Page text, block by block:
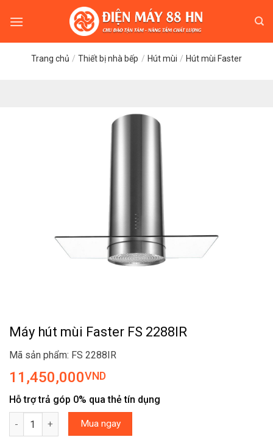
Trang chủ / Thiết bị nhà bếp / Hút mùi / Hút mùi Faster
Máy hút mùi Faster FS 2288IR
Mã sản phẩm: FS 2288IR
11,450,000VND
Hỗ trợ trả góp 0% qua thẻ tín dụng
Máy hút mùi Faster FS 2288IR số lượng
Mua ngay